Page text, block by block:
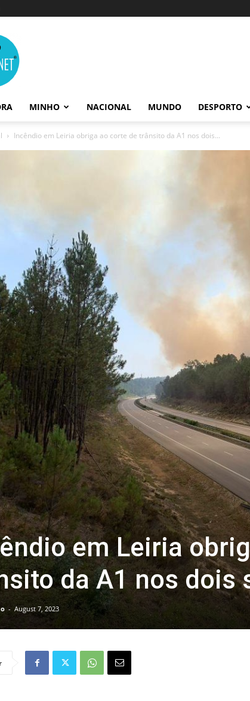
MINHO NACIONAL MUNDO DESPORTO
Incêndio em Leiria obriga ao corte de trânsito da A1 nos dois...
em Leiria
da A1 nos dois
- August 7, 2023